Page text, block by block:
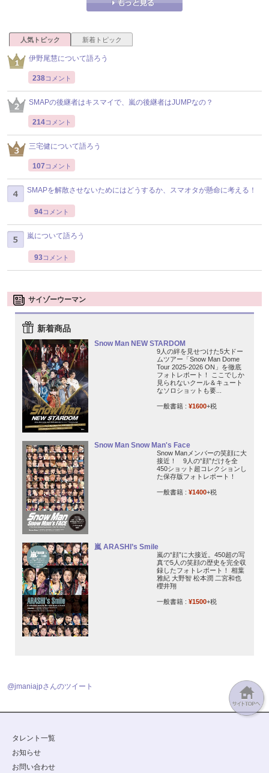
人気トピック 新着トピック
伊野尾慧について語ろう
238コメント
SMAPの後継者はキスマイで、嵐の後継者はJUMPなの？
214コメント
三宅健について語ろう
107 コメント
SMAPを解散させないためにはどうするか、スマオタが懸命に考える！
94コメント
嵐について語ろう
93コメント
サイゾーウーマン
新着商品
Snow Man NEW STARDOM
9人の絆を見せつけた5大ドー
ムツアー「Snow Man Dome
Tour 2025-2026 ON」を徹底
フォトレポート！ ここでしか
見られないクール＆キュート
なソロショットも要...
一般書籍 : ¥1600+税
Snow Man Snow Man's Face
Snow Manメンバーの笑顔に大
接近！ 9人の“顔”だけを全
450ショット超コレクションし
た保存版フォトレポート！
一般書籍 : ¥1400+税
嵐 ARASHI’s Smile
嵐の“顔”に大接近。450超の写
真で5人の笑顔の歴史を完全収
録したフォトレポート！ 相葉
雅紀 大野智 松本潤 二宮和也
櫻井翔
一般書籍 : ¥1500+税
@jmaniajpさんのツイート
タレント一覧
お知らせ
お問い合わせ